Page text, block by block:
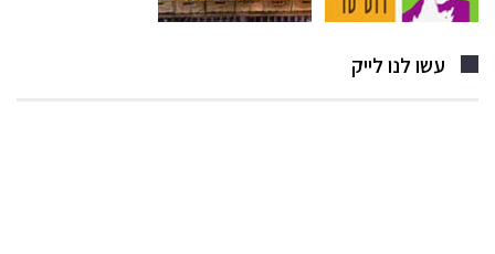
עשו לנו לייק